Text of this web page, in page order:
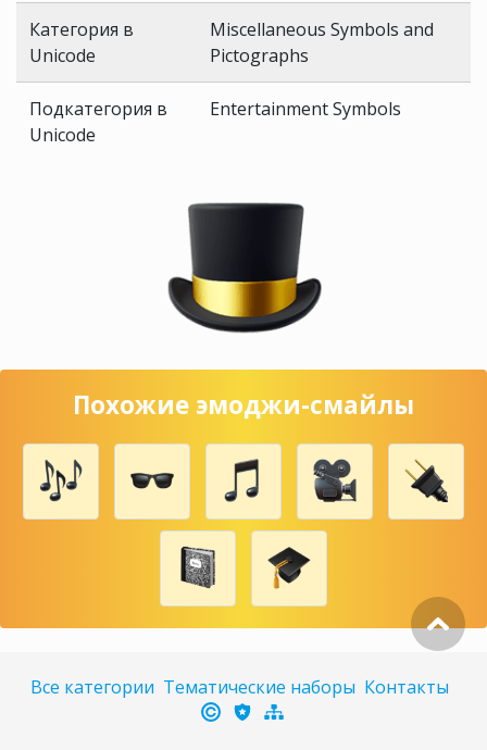
Категория в
Unicode
Miscellaneous Symbols and
Pictographs
Подкатегория в
Unicode
Entertainment Symbols
Похожие эмоджи-смайлы
Все категории Тематические наборы Контакты